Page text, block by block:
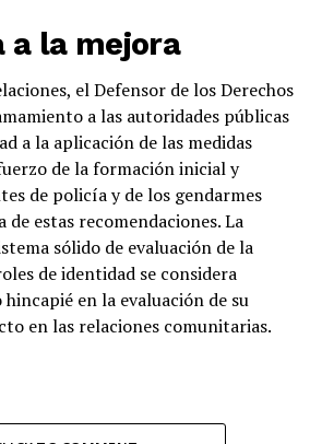
a la mejora
el Defensor de los Derechos
a las autoridades públicas
a la aplicación de las medidas
de la formación inicial y
de policía y de los gendarmes
estas recomendaciones. La
sólido de evaluación de la
de identidad se considera
en la evaluación de su
en las relaciones comunitarias.